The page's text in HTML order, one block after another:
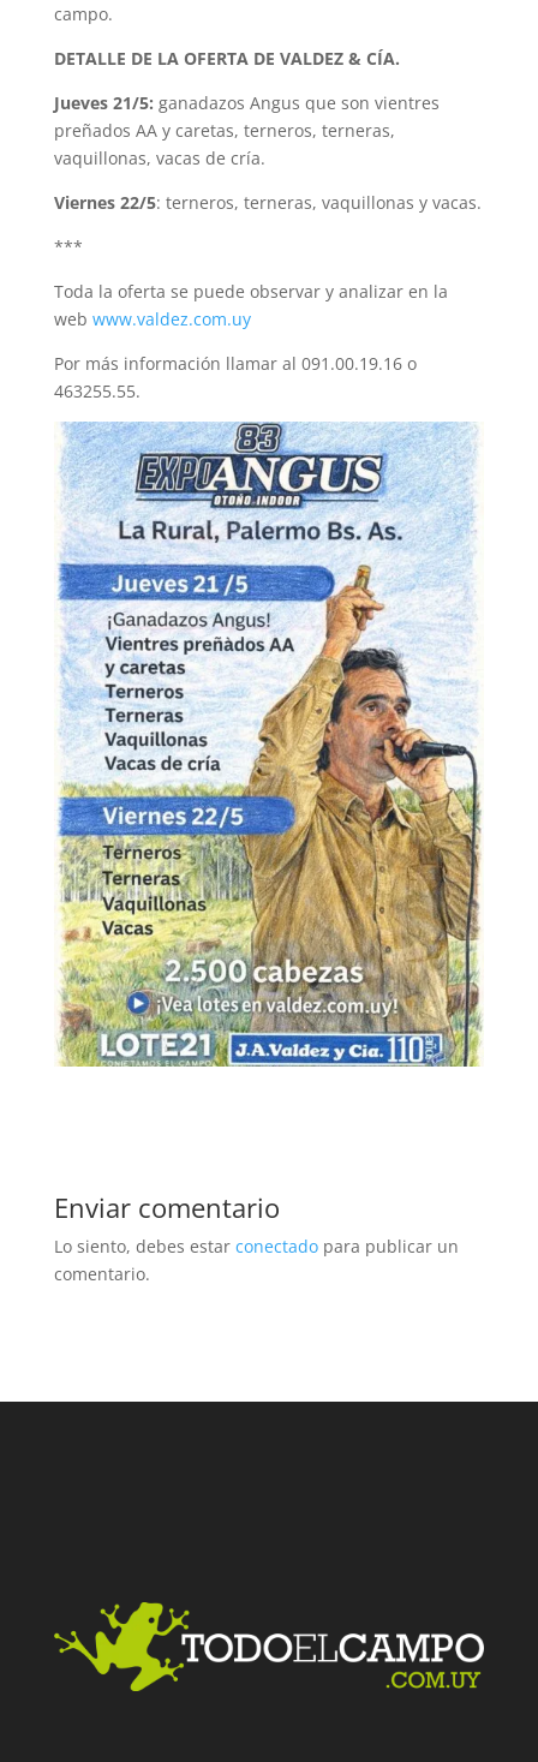
campo.
DETALLE DE LA OFERTA DE VALDEZ & CÍA.
Jueves 21/5: ganadazos Angus que son vientres
preñados AA y caretas, terneros, terneras,
vaquillonas, vacas de cría.
Viernes 22/5: terneros, terneras, vaquillonas y vacas.
***
Toda la oferta se puede observar y analizar en la
web www.valdez.com.uy
Por más información llamar al 091.00.19.16 o
463255.55.
Enviar comentario
Lo siento, debes estar conectadopara publicar un
comentario.
Facebook